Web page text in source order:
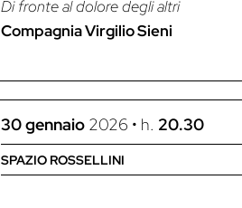
Di fronte al dolore degli altri
Compagnia Virgilio Sieni
30 gennaio 2026 • h. 20.30
SPAZIO ROSSELLINI